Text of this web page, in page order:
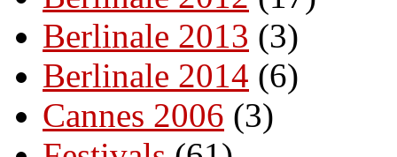
Berlinale 2013 (3)
Berlinale 2014 (6)
Cannes 2006 (3)